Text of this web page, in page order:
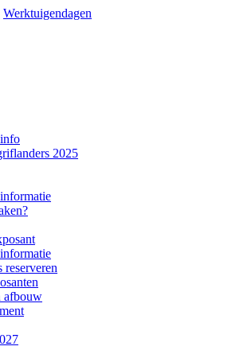
Werktuigendagen
2025
reserveren
afbouw